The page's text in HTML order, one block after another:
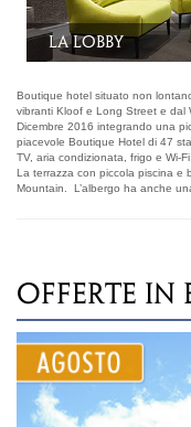
La terrazza
Boutique hotel situato non
vibranti Kloof e Long Street e dal
Dicembre 2016 integrando una
piacevole Boutique Hotel di 47
TV, aria condizionata, frigo e Wi-
La terrazza con piccola piscina e
Mountain. L’albergo ha anche
OFFERTE IN